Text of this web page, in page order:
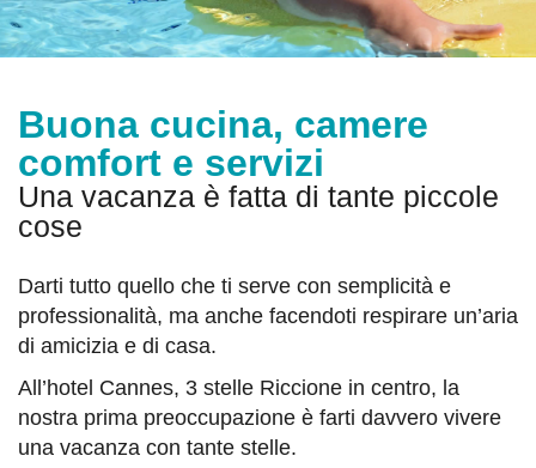
Buona cucina, camere
comfort e servizi
Una vacanza è fatta di tante piccole
cose
Darti tutto quello che ti serve con semplicità e
professionalità, ma anche facendoti respirare un’aria
di amicizia e di casa.
All’hotel Cannes, 3 stelle Riccione in centro, la
nostra prima preoccupazione è farti davvero vivere
una vacanza con tante stelle.